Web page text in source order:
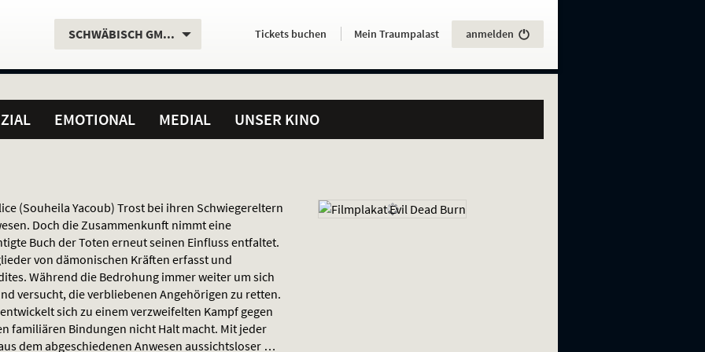
Aktueller
SCHWÄBISCH GMÜND. Servicefunktionen
Aktuelles
HierTickets buchen . Mein Traumpalast anmelden
EMOTIONAL MEDIAL UNSER KINO
(Souheila Yacoub) Trost bei ihren Schwiegereltern
Doch die Zusammenkunft nimmt eine
Buch der Toten erneut seinen Einfluss entfaltet.
von dämonischen Kräften erfasst und
Während die Bedrohung immer weiter um sich
versucht, die verbliebenen Angehörigen zu retten.
sich zu einem verzweifelten Kampf gegen
familiären Bindungen nicht Halt macht. Mit jeder
dem abgeschiedenen Anwesen aussichtsloser …